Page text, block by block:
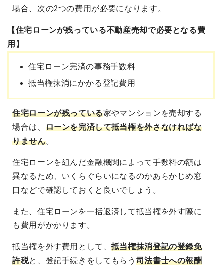
場合、次の2つの費用が必要になります。
【住宅ローンが残っている不動産売却で必要となる費
用】
住宅ローン完済の事務手数料
抵当権抹消にかかる登記費用
住宅ローンが残っている家やマンションを売却する
場合は、 ローンを完済して抵当権を外さなければな
りません。
住宅ローンを組んだ金融機関によって手数料の額は
異なるため、いくらぐらいになるのかあらかじめ窓
口などで確認しておくと良いでしょう。
また、住宅ローンを一括返済して抵当権を外す際に
も費用がかかります。
抵当権を外す費用として、 抵当権抹消登記の登録免
許税と、登記手続きをしてもらう 司法書士への報酬